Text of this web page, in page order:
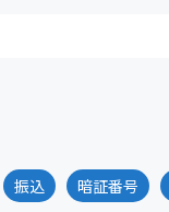
振込 暗証番号